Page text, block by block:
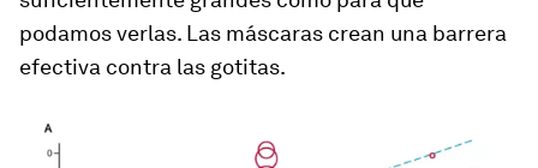
podamos verlas. Las máscaras crean una barrera
efectiva contra las gotitas.